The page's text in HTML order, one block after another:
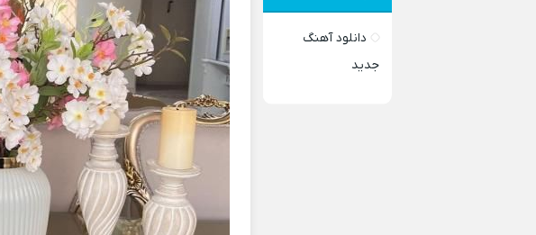
دانلود آهنگ
جدید